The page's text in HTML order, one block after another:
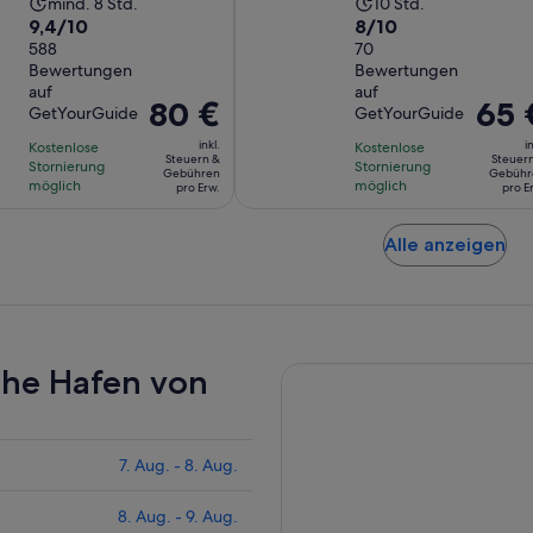
Höhlen
Aktivität
dauert
8
Stunden
9.4
von
10,
basierend
auf
588
Bewertungen.
9,4/10
588
Bewertungen
auf
GetYourGuide
Kostenlose
Stornierung
möglich
Der
Preis
beträgt
80 €
80 €
inkl.
Steuern &
Gebühren
pro Erw.
Aktivität
dauert
10
Stunden
8.0
von
10,
basierend
auf
70
Bewertungen.
8/10
70
Bewertungen
auf
GetYourGuide
Kostenlose
Stornierung
möglich
Der
Preis
65 €
Erw.
65
pro
Alle anzeigen
Hafen von
7. Aug. - 8. Aug.
8. Aug. - 9. Aug.